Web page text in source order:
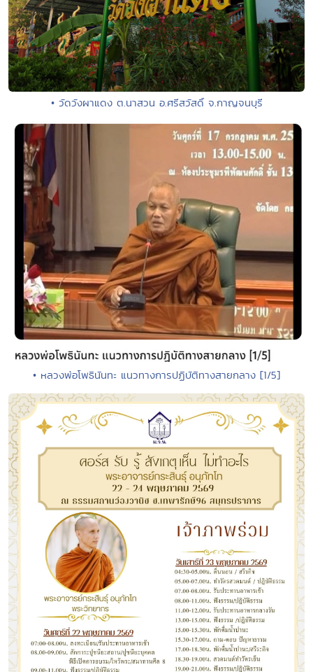
• วัดวังผาแดง ต.นาสวน อ.ศรีสวัสดิ์ จ.กาญจนบุรี
• หลวงพ่อโพธินันทะ แนวทางการปฏิบัติทางสายกลาง [1/5]